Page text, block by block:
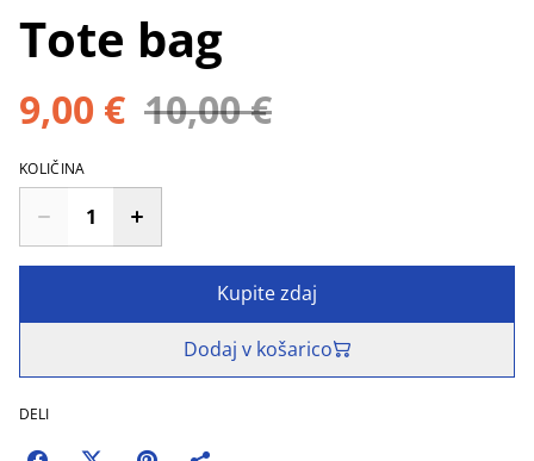
Tote bag
9,00 € 10,00 €
KOLIČINA
Kupite zdaj
Dodaj v košarico
DELI